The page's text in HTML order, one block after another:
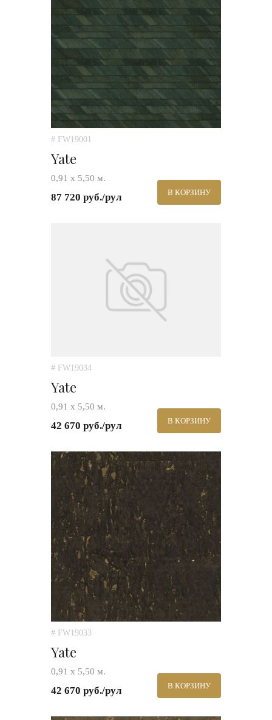
# FW19001
Yate
0,91 х 5,50 м.
87 720 руб./рул В КОРЗИНУ
# FW19034
Yate
0,91 х 5,50 м.
42 670 руб./рул В КОРЗИНУ
# FW19033
Yate
0,91 х 5,50 м.
42 670 руб./рул В КОРЗИНУ